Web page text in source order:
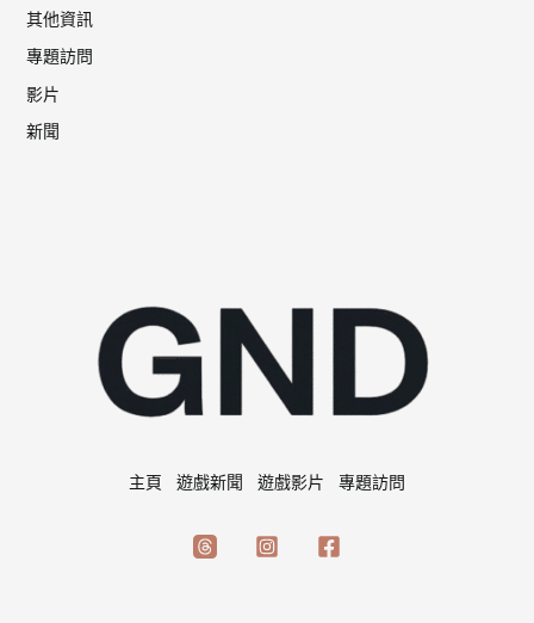
其他資訊
專題訪問
影片
新聞
主頁 遊戲新聞 遊戲影片 專題訪問